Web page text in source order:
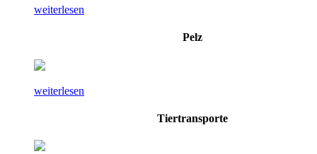
weiterlesen
Pelz
weiterlesen
Tiertransporte